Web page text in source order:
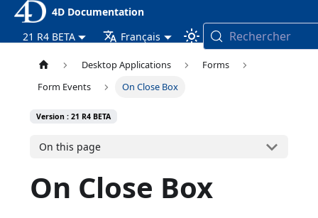
4D Documentation
21 R4 BETA
Français Rechercher
Desktop Applications
Forms
Form Events
On Close Box
Version : 21 R4 BETA
On this page
On Close Box